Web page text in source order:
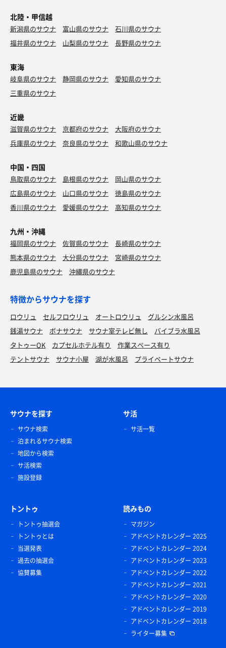
北陸・甲信越
新潟県のサウナ 富山県のサウナ
石川県のサウナ
福井県のサウナ
山梨県のサウナ 長野県のサウナ
東海
岐阜県のサウナ 静岡県のサウナ
愛知県のサウナ
三重県のサウナ
近畿
滋賀県のサウナ 京都府のサウナ
大阪府のサウナ
兵庫県のサウナ
奈良県のサウナ 和歌山県のサウナ
中国・四国
鳥取県のサウナ 島根県のサウナ
岡山県のサウナ
広島県のサウナ
山口県のサウナ
徳島県のサウナ
香川県のサウナ
愛媛県のサウナ 高知県のサウナ
九州・沖縄
福岡県のサウナ 佐賀県のサウナ
長崎県のサウナ
熊本県のサウナ
大分県のサウナ
宮崎県のサウナ
鹿児島県のサウナ
沖縄県のサウナ
特徴からサウナを探す
ロウリュ セルフロウリュ オートロウリュ
グルシン水風呂
銭湯サウナ
ボナサウナ サウナ室テレビ無し
バイブラ水風呂
タトゥーOK
カプセルホテル有り
作業スペース有り
テントサウナ
サウナ小屋 湖が水風呂 プライベートサウナ
サウナを探す
サウナ検索
泊まれるサウナ検索
地図から検索
サ活検索
施設登録
サ活
サ活一覧
トントゥ
トントゥ抽選会
トントゥとは
当選発表
過去の抽選会
協賛募集
読みもの
マガジン
アドベントカレンダー 2025
アドベントカレンダー 2024
アドベントカレンダー 2023
アドベントカレンダー 2022
アドベントカレンダー 2021
アドベントカレンダー 2020
アドベントカレンダー 2019
アドベントカレンダー 2018
ライター募集